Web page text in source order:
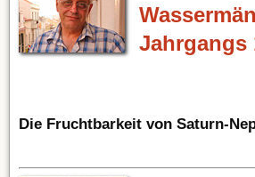
Jahrgangs
Die Fruchtbarkeit von Saturn-